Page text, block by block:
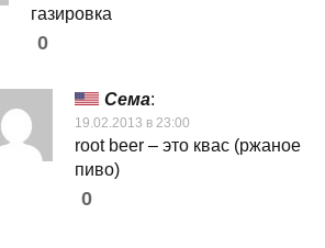
газировка
0
Сема:
19.02.2013 в 23:00
root beer – это квас (ржаное
пиво)
0